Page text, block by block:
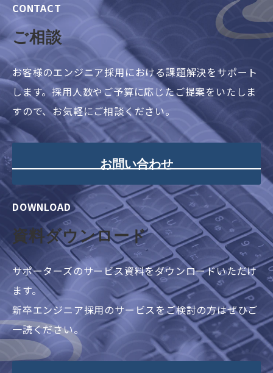
CONTACT
ご相談
お客様のエンジニア採用における課題解決をサポート
します。採用人数やご予算に応じたご提案をいたしま
すので、お気軽にご相談ください。
お問い合わせ
DOWNLOAD
資料ダウンロード
サポーターズのサービス資料をダウンロードいただけ
ます。
新卒エンジニア採用のサービスをご検討の方はぜひご
一読ください。